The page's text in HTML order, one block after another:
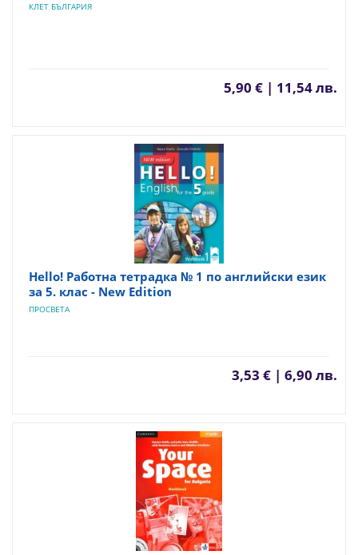
КЛЕТ БЪЛГАРИЯ
5,90 € | 11,54 лв.
Hello! Рабoтна тетрадка № 1 по английски език
за 5. клас - New Edition
ПРОСВЕТА
3,53 € | 6,90 лв.